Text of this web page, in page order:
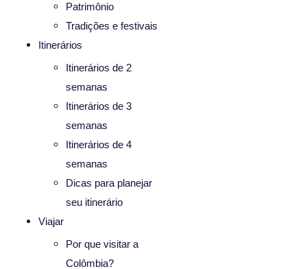
Patrimônio
Tradições e festivais
Itinerários
Itinerários de 2
semanas
Itinerários de 3
semanas
Itinerários de 4
semanas
Dicas para planejar
seu itinerário
Viajar
Por que visitar a
Colômbia?